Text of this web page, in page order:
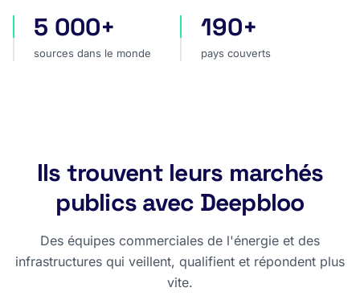
sources dans le monde
5 000+
sources dans le monde
pays couverts
190+
pays couverts
Ils trouvent leurs marchés
publics avec Deepbloo
Des équipes commerciales de l'énergie et des
infrastructures qui veillent, qualifient et répondent plus
vite.